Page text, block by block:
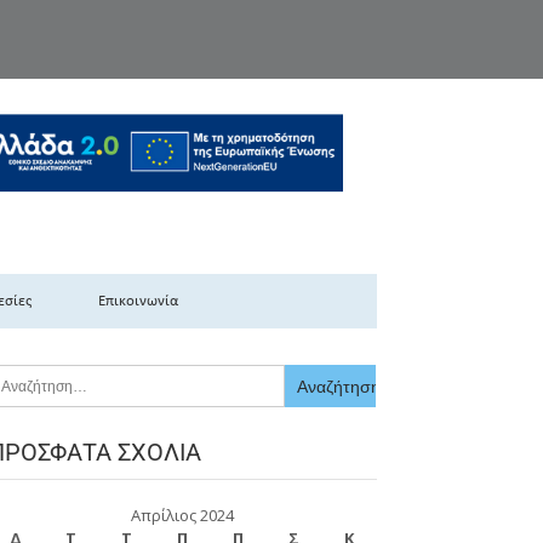
Ελλάδας
Επικοινωνία
ΣΧΌΛΙΑ
Απρίλιος 2024
Δ
Τ Τ Π Π Σ Κ